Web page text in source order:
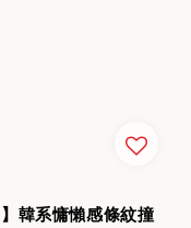
】韓系慵懶感條紋撞